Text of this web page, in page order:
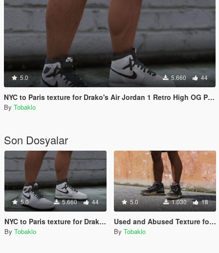
5.0 5.660 44
NYC to Paris texture for Drako's Air Jordan 1 Retro High OG Pack
By Tobaklo
Son Dosyalar
5.0 5.660 44
NYC to Paris texture for Drako's Air Jordan 1 Retro High OG Pack
By Tobaklo
5.0 1.030 18
Used and Abused Texture for Drako's Air Jordan 3
By Tobaklo